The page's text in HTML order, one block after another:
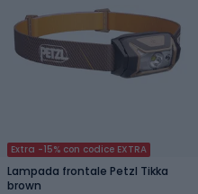
Extra -15% con codice EXTRA
Lampada frontale Petzl Tikka
brown